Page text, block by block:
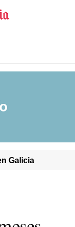
Galicia